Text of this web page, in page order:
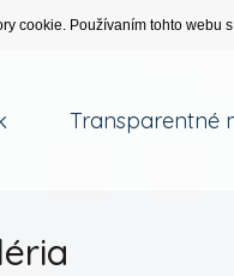
cookie. Používaním tohto webu
Transparentné